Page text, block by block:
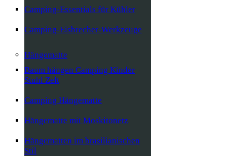
Camping-Essentials für Kühler
Camping-Eisbrecher-Werkzeuge
Hängematte
Baum hängen Camping Kinder
Stuhl Zelt
Camping Hängematte
Hängematte mit Moskitonetz
Hängematten im brasilianischen
Stil